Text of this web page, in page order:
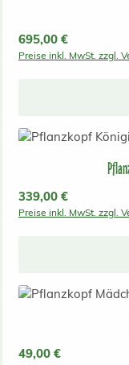
Regulärer Preis:
695,00 €
Preise inkl. MwSt. zzgl.
Regulärer Preis:
339,00 €
Preise inkl. MwSt. zzgl.
Regulärer Preis:
49,00 €